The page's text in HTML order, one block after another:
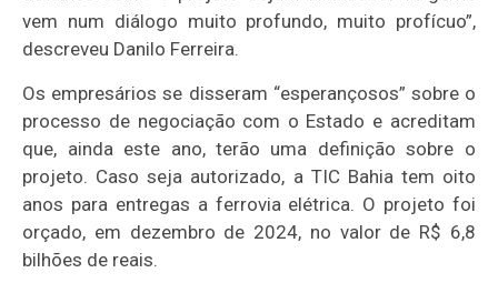
vem num diálogo muito profundo, muito profícuo”,
descreveu Danilo Ferreira.
Os empresários se disseram “esperançosos” sobre o
processo de negociação com o Estado e acreditam
que, ainda este ano, terão uma definição sobre o
projeto. Caso seja autorizado, a TIC Bahia tem oito
anos para entregas a ferrovia elétrica. O projeto foi
orçado, em dezembro de 2024, no valor de R$ 6,8
bilhões de reais.